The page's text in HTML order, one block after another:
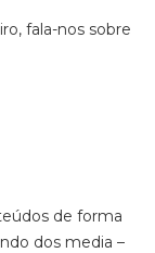
fala-nos sobre
de forma
dos media –